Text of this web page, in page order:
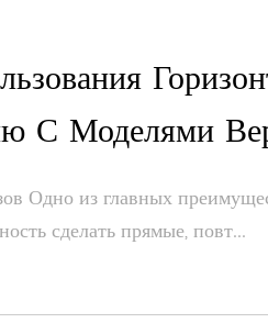
Моделями
Одно из главных
сделать прямые, повт...